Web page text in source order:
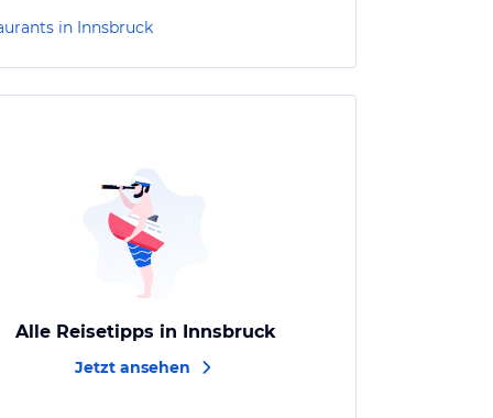
in Innsbruck
Alle Reisetipps in Innsbruck
Jetzt ansehen